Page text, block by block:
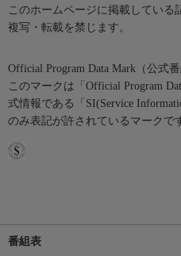
このホームページに掲載してい
複写・転載を禁じます。
Official Program Data Mark（公式
このマークは「Official Program
式情報である「SI(Service
のみ表記が許されているマークで
番組表